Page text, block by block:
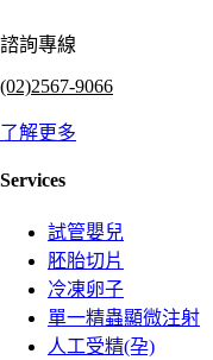
諮詢專線
(02)2567-9066
了解更多
Services
試管嬰兒
胚胎切片
冷凍卵子
單一精蟲顯微注射
人工受精(孕)